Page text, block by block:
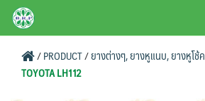
SkipBRPAUTO.COM
/PRODUCT/ยางต่างๆ, ยางหูแนบ, ยางหูโช้ค
TOYOTA LH112